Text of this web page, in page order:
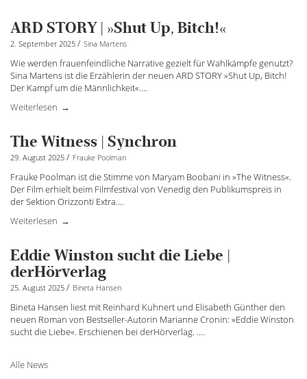
ARD STORY | »Shut Up, Bitch!«
2. September 2025 / Sina Martens
Wie werden frauenfeindliche Narrative gezielt für Wahlkämpfe genutzt?
Sina Martens ist die Erzählerin der neuen ARD STORY »Shut Up, Bitch!
Der Kampf um die Männlichkeit«.
Weiterlesen
...
The Witness | Synchron
29. August 2025 / Frauke Poolman
Frauke Poolman ist die Stimme von Maryam Boobani in »The Witness«.
Der Film erhielt beim Filmfestival von Venedig den Publikumspreis in
der Sektion Orizzonti Extra.
Weiterlesen
...
Eddie Winston sucht die Liebe |
derHörverlag
25. August 2025 / Bineta Hansen
Bineta Hansen liest mit Reinhard Kuhnert und Elisabeth Günther den
neuen Roman von Bestseller-Autorin Marianne Cronin: »Eddie Winston
sucht die Liebe«. Erschienen bei derHörverlag. ....
Alle News